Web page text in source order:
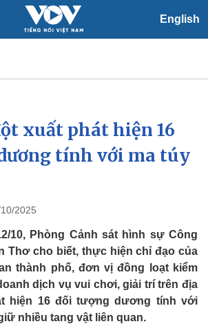
English
Xã hội
Tin 24h
Dự báo thời tiết
xuất phát hiện 16
tính với ma túy
2025
10, Phòng Cảnh sát hình sự Công
Thơ cho biết, thực hiện chỉ đạo của
thành phố, đơn vị đồng loạt kiểm
dịch vụ vui chơi, giải trí trên địa
hiện 16 đối tượng dương tính với
nhiều tang vật liên quan.